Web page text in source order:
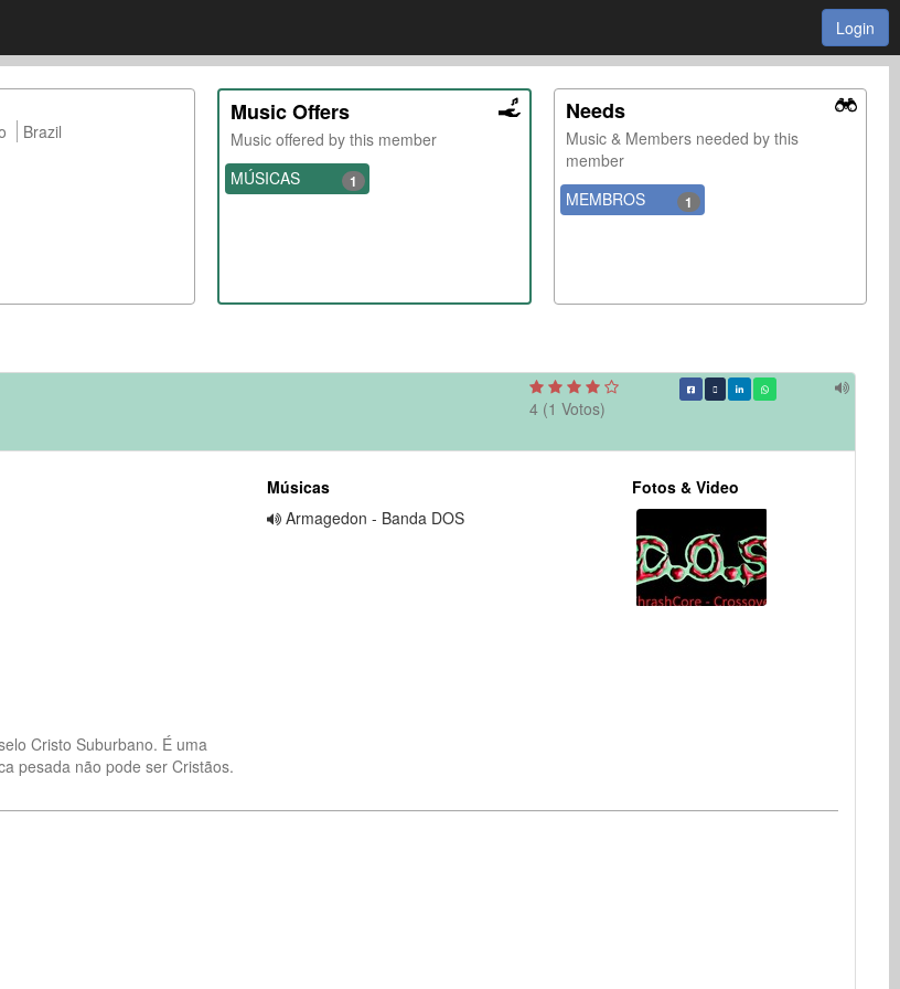
Login
Brazil
Music Offers
Music offered by this member
MÚSICAS
1
Needs
Music & Members needed by this
member
MEMBROS
1
4 (1 Votos)
Cristo Suburbano. É uma
pesada não pode ser Cristãos.
Músicas
Armagedon - Banda DOS
Fotos & Video